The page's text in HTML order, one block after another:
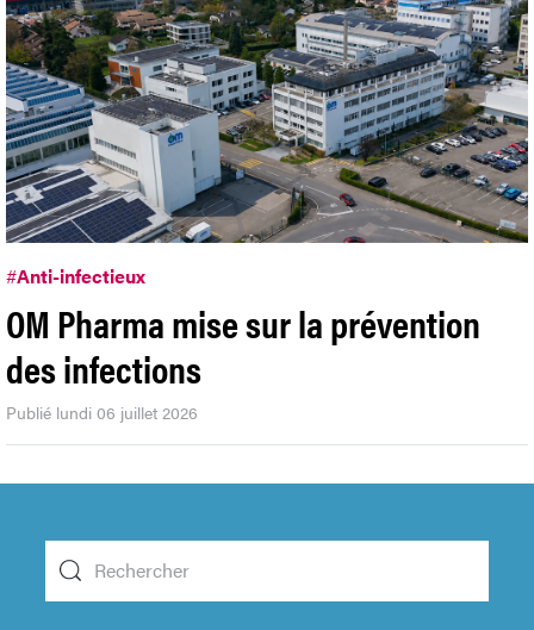
#Anti-infectieux
OM Pharma mise sur la prévention
des infections
Publié lundi 06 juillet 2026